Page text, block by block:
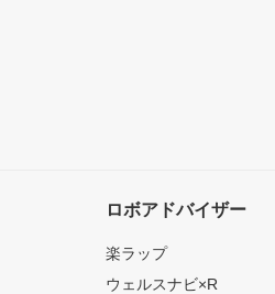
ロボアドバイザー
楽ラップ
ウェルスナビ×R